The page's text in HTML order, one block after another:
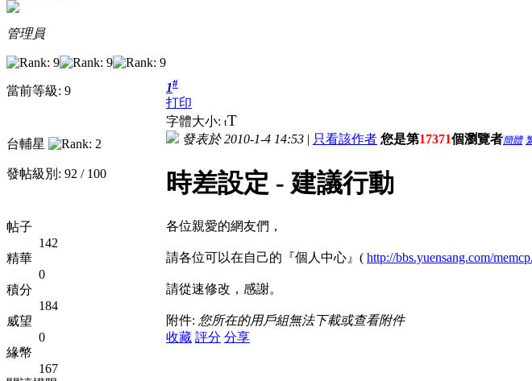
管理員
當前等級: 9
台輔星
發帖級別: 92 / 100
帖子
142
精華
0
積分
184
威望
0
緣幣
167
1#
打印
字體大小: tT
發表於 2010-1-4 14:53 | 只看該作者 您是第17371個瀏覽者簡體
時差設定 - 建議行動
各位親愛的網友們，
請各位可以在自己的『個人中心』( http://bbs.yuensang.com/
請從速修改，感謝。
附件: 您所在的用戶組無法下載或查看附件
收藏 評分 分享